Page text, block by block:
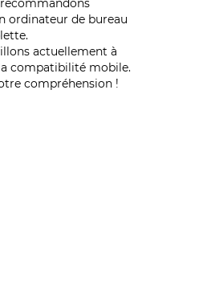
ordinateur de bureau
actuellement à
compatibilité mobile.
compréhension !